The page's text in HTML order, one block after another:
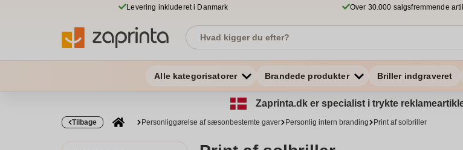
Levering inkluderet i Danmark Over 30.000 salgsfremmende
Alle kategorisatorer Brandede produkter Briller indgraveret
Zaprinta.dk er specialist i trykte
Tilbage Personliggørelse af sæsonbestemte gaver Personlig intern branding Print af solbriller